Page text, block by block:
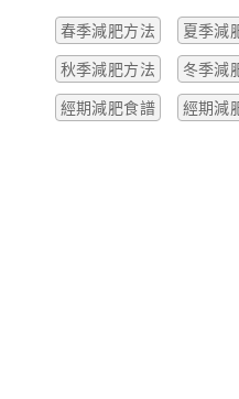
春季減肥方法
夏季減
秋季減肥方法
冬季減
經期減肥食譜
經期減